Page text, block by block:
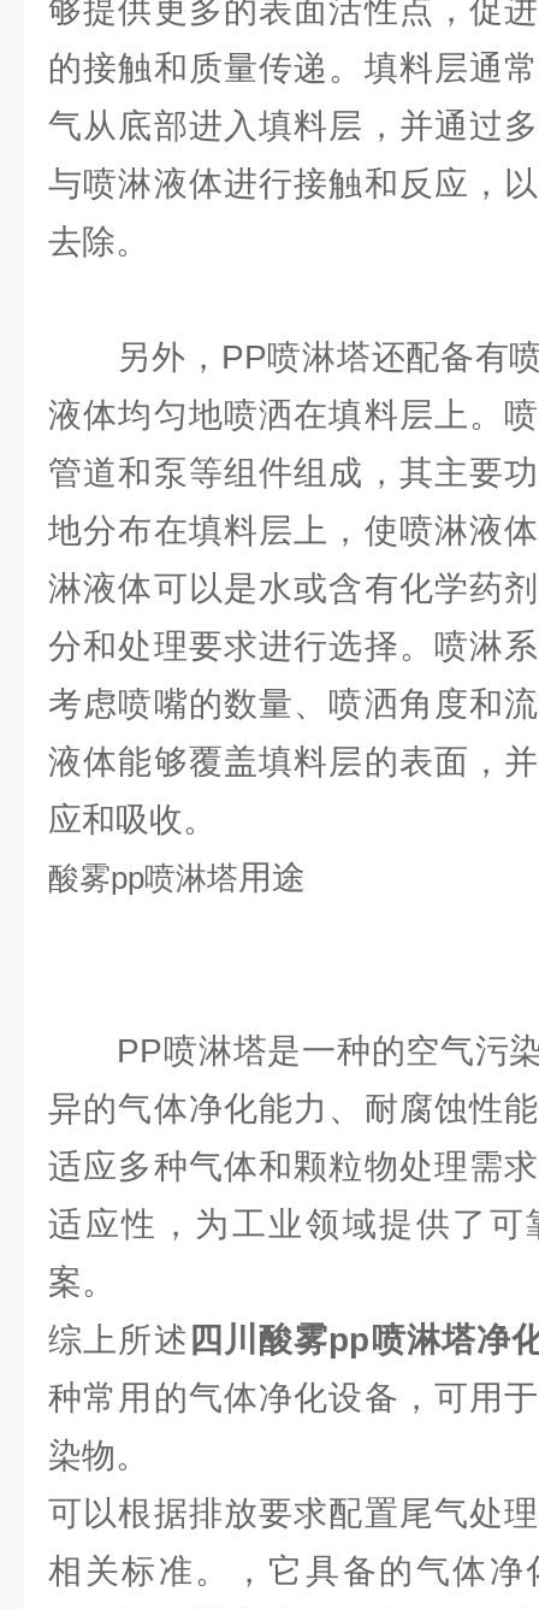
够提供更多的表面活性点，促
的接触和质量传递。填料层通
气从底部进入填料层，并通过
与喷淋液体进行接触和反应，
去除。
另外，PP喷淋塔还配备有喷
液体均匀地喷洒在填料层上。
管道和泵等组件组成，其主要
地分布在填料层上，使喷淋液
淋液体可以是水或含有化学药
分和处理要求进行选择。喷淋
考虑喷嘴的数量、喷洒角度和
液体能够覆盖填料层的表面，
应和吸收。
酸雾pp喷淋塔用途
PP喷淋塔是一种的空气污染
异的气体净化能力、耐腐蚀性
适应多种气体和颗粒物处理需
适应性，为工业领域提供了可
案。
综上所述 四川酸雾pp喷淋塔净
种常用的气体净化设备，可用
染物。
可以根据排放要求配置尾气处
相关标准。，它具备的气体净